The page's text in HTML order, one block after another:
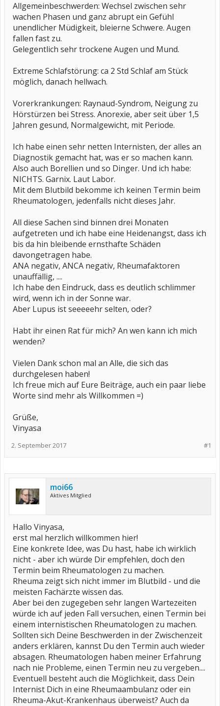
Allgemeinbeschwerden: Wechsel zwischen sehr
wachen Phasen und ganz abrupt ein Gefühl
unendlicher Müdigkeit, bleierne Schwere. Augen
fallen fast zu.
Gelegentlich sehr trockene Augen und Mund.
Extreme Schlafstörung: ca 2 Std Schlaf am Stück
möglich, danach hellwach.
Vorerkrankungen: Raynaud-Syndrom, Neigung zu
Hörstürzen bei Stress. Anorexie, aber seit über 1,5
Jahren gesund, Normalgewicht, mit Periode.
Ich habe einen sehr netten Internisten, der alles an
Diagnostik gemacht hat, was er so machen kann.
Also auch Borellien und so Dinger. Und ich habe:
NICHTS. Garnix. Laut Labor.
Mit dem Blutbild bekomme ich keinen Termin beim
Rheumatologen, jedenfalls nicht dieses Jahr.
All diese Sachen sind binnen drei Monaten
aufgetreten und ich habe eine Heidenangst, dass ich
bis da hin bleibende ernsthafte Schäden
davongetragen habe.
ANA negativ, ANCA negativ, Rheumafaktoren
unauffällig, ....
Ich habe den Eindruck, dass es deutlich schlimmer
wird, wenn ich in der Sonne war.
Aber Lupus ist seeeeehr selten, oder?
Habt ihr einen Rat für mich? An wen kann ich mich
wenden?
Vielen Dank schon mal an Alle, die sich das
durchgelesen haben!
Ich freue mich auf Eure Beiträge, auch ein paar liebe
Worte sind mehr als Willkommen =)
Grüße,
Vinyasa
#1
2. September 2017
moi66
Aktives Mitglied
Hallo Vinyasa,
erst mal herzlich willkommen hier!
Eine konkrete Idee, was Du hast, habe ich wirklich
nicht - aber ich würde Dir empfehlen, doch den
Termin beim Rheumatologen zu machen.
Rheuma zeigt sich nicht immer im Blutbild - und die
meisten Fachärzte wissen das.
Aber bei den zugegeben sehr langen Wartezeiten
würde ich auf jeden Fall versuchen, einen Termin bei
einem internistischen Rheumatologen zu machen.
Sollten sich Deine Beschwerden in der Zwischenzeit
anders erklären, kannst Du den Termin auch wieder
absagen. Rheumatologen haben meiner Erfahrung
nach nie Probleme, einen Termin neu zu vergeben....
Eventuell besteht auch die Möglichkeit, dass Dein
Internist Dich in eine Rheumaambulanz oder ein
Rheuma-Akut-Krankenhaus überweist? Auch da